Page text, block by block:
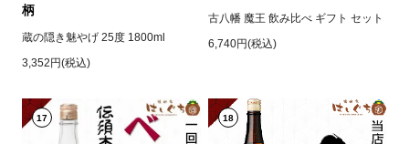
柄
蔵の隠き魅やげ 25度 1800ml
3,352円(税込)
古八幡 魔王 飲み比べ ギフト セット
6,740円(税込)
17 18